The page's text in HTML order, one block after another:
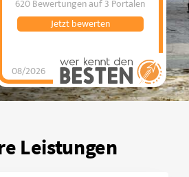
620 Bewertungenauf 3 Portalen
08/2026
Jetzt bewerten
Transport-Gorillashat
4.95von5Sternen |
620Transport-
GorillasBewertungen
Leistungen